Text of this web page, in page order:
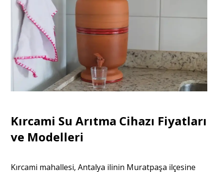
Kırcami Su Arıtma Cihazı Fiyatları
ve Modelleri
Kırcami mahallesi, Antalya ilinin Muratpaşa ilçesine